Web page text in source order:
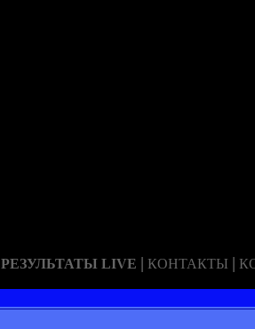
РЕЗУЛЬТАТЫ LIVE | КОНТАКТЫ |